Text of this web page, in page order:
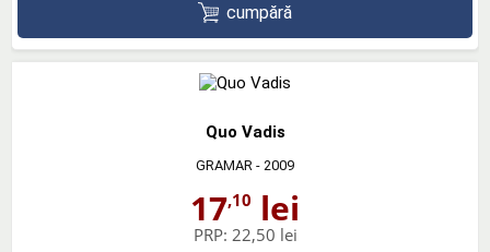
cumpără
Quo Vadis
GRAMAR - 2009
17,10 lei
PRP: 22,50 lei